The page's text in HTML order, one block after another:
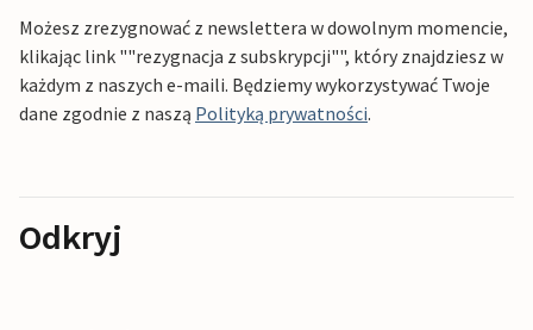
Możesz zrezygnować z newslettera w dowolnym momencie,
klikając link ""rezygnacja z subskrypcji"", który znajdziesz w
każdym z naszych e-maili. Będziemy wykorzystywać Twoje
dane zgodnie z naszą Polityką prywatności.
Odkryj